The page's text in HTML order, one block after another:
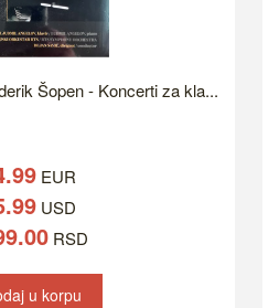
Šopen - Koncerti za kla...
EUR
USD
RSD
u korpu